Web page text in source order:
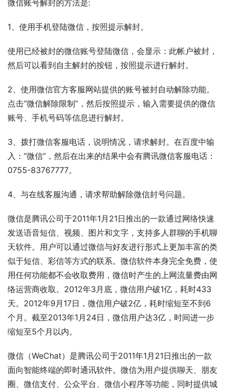
微信账号解封的方法是:
1、使用手机登陆微信，按照提示解封。
使用已经被封的微信账号登陆微信，会显示：此帐户被封，
然后可以看到自主解封的按钮，按照提示进行解封。
2、使用微信官方客服网站提供的账号被封自动解除功能。
点击“微信解除限制”，然后按照提示，输入需要提供的微信
账号、手机号码等信息进行解封。
3、拨打微信客服电话，说明情况，请求解封。在百度中输
入：“微信”，然后在出来的结果中会有腾讯微信客服电话：
0755-83767777。
4、与在线客服沟通，请求帮助解除微信封号问题。
微信是腾讯公司于2011年1月21日推出的一款通过网络快速
发送语音短信、视频、图片和文字，支持多人群聊的手机聊
天软件。用户可以通过微信与好友进行形式上更加丰富的类
似于短信、彩信等方式的联系。微信软件本身完全免费，使
用任何功能都不会收取费用，微信时产生的上网流量费由网
络运营商收取。2012年3月底，微信用户破1亿，耗时433
天。2012年9月17日，微信用户破2亿，耗时缩短至不到6
个月。截至2013年1月24日，微信用户达3亿，时间进一步
缩短至5个月以内。
微信（WeChat）是腾讯公司于2011年1月21日推出的一款
面向智能终端的即时通讯软件。微信为用户提供聊天、朋友
圈、微信支付、公众平台、微信小程序等功能，同时提供城